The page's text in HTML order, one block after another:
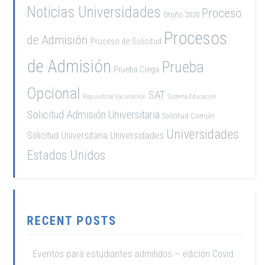
Noticias Universidades Otoño 2020 Proceso
de Admisión Proceso de Solicitud Procesos
de Admisión Prueba Ciega Prueba
Opcional Requisito de Vacunación SAT Sistema Educación
Solicitud Admisión Universitaria Solicitud Común
Solicitud Universitaria Universidades Universidades
Estados Unidos
RECENT POSTS
Eventos para estudiantes admitidos – edición Covid